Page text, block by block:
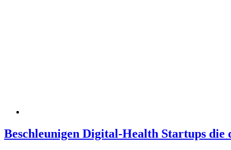
Beschleunigen Digital-Health Startups die